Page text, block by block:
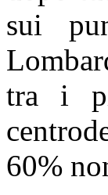
sui
tra i
60%